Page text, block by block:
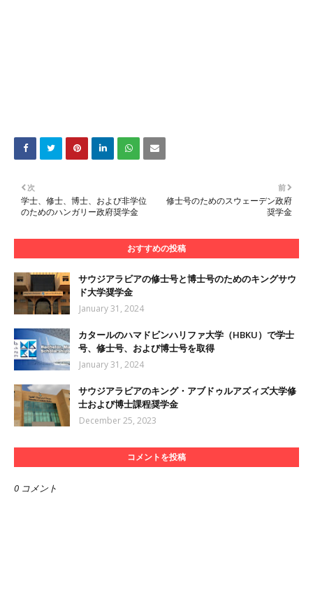
前
修士号のためのスウェーデン政府
奨学金
次
学士、修士、博士、および非学位
のためのハンガリー政府奨学金
おすすめの投稿
サウジアラビアの修士号と博士号のためのキングサウ
ド大学奨学金
January 31, 2024
カタールのハマドビンハリファ大学（HBKU）で学士
号、修士号、および博士号を取得
January 31, 2024
サウジアラビアのキング・アブドゥルアズィズ大学修
士および博士課程奨学金
December 25, 2023
コメントを投稿
0 コメント